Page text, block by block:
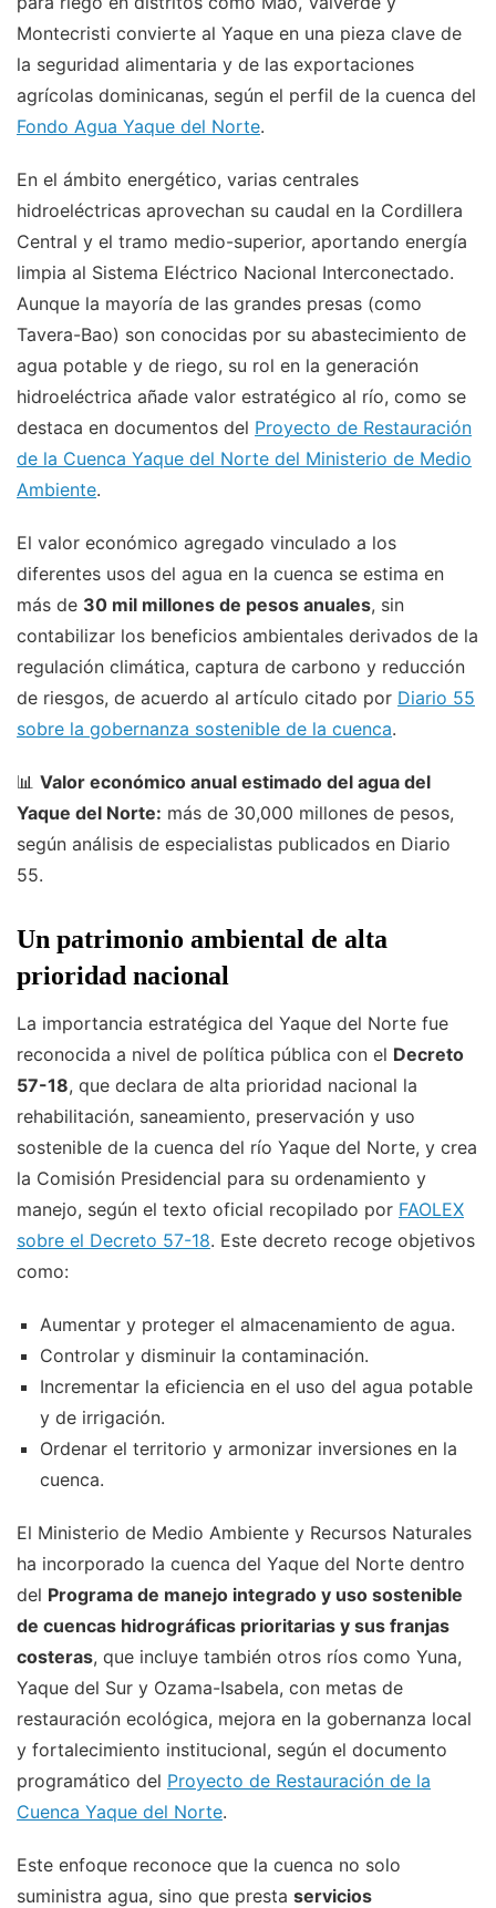
Montecristi convierte al Yaque en una pieza clave de
la seguridad alimentaria y de las exportaciones
agrícolas dominicanas, según el perfil de la cuenca del
Fondo Agua Yaque del Norte.
En el ámbito energético, varias centrales
hidroeléctricas aprovechan su caudal en la Cordillera
Central y el tramo medio-superior, aportando energía
limpia al Sistema Eléctrico Nacional Interconectado.
Aunque la mayoría de las grandes presas (como
Tavera-Bao) son conocidas por su abastecimiento de
agua potable y de riego, su rol en la generación
hidroeléctrica añade valor estratégico al río, como se
destaca en documentos del Proyecto de Restauración
de la Cuenca Yaque del Norte del Ministerio de Medio
Ambiente.
El valor económico agregado vinculado a los
diferentes usos del agua en la cuenca se estima en
más de 30 mil millones de pesos anuales, sin
contabilizar los beneficios ambientales derivados de la
regulación climática, captura de carbono y reducción
de riesgos, de acuerdo al artículo citado por Diario 55
sobre la gobernanza sostenible de la cuenca.
📊 Valor económico anual estimado del agua del
Yaque del Norte: más de 30,000 millones de pesos,
según análisis de especialistas publicados en Diario
55.
Un patrimonio ambiental de alta
prioridad nacional
La importancia estratégica del Yaque del Norte fue
reconocida a nivel de política pública con el Decreto
57-18, que declara de alta prioridad nacional la
rehabilitación, saneamiento, preservación y uso
sostenible de la cuenca del río Yaque del Norte, y crea
la Comisión Presidencial para su ordenamiento y
manejo, según el texto oficial recopilado por FAOLEX
sobre el Decreto 57-18. Este decreto recoge objetivos
como:
Aumentar y proteger el almacenamiento de agua.
Controlar y disminuir la contaminación.
Incrementar la eficiencia en el uso del agua potable
y de irrigación.
Ordenar el territorio y armonizar inversiones en la
cuenca.
El Ministerio de Medio Ambiente y Recursos Naturales
ha incorporado la cuenca del Yaque del Norte dentro
del Programa de manejo integrado y uso sostenible
de cuencas hidrográficas prioritarias y sus franjas
costeras, que incluye también otros ríos como Yuna,
Yaque del Sur y Ozama-Isabela, con metas de
restauración ecológica, mejora en la gobernanza local
y fortalecimiento institucional, según el documento
programático del Proyecto de Restauración de la
Cuenca Yaque del Norte.
Este enfoque reconoce que la cuenca no solo
suministra agua, sino que presta servicios